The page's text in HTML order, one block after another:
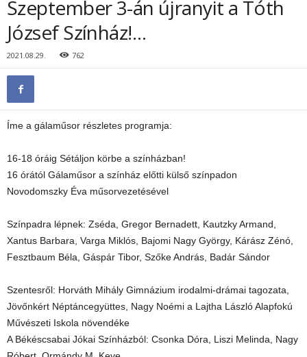
Szeptember 3-án újranyit a Tóth
József Színház!…
2021.08.29. 762
Íme a gálaműsor részletes programja:
16-18 óráig Sétáljon körbe a színházban!
16 órától Gálaműsor a színház előtti külső színpadon
Novodomszky Éva műsorvezetésével
Színpadra lépnek: Zséda, Gregor Bernadett, Kautzky Armand,
Xantus Barbara, Varga Miklós, Bajomi Nagy György, Kárász Zénó,
Fesztbaum Béla, Gáspár Tibor, Szőke András, Badár Sándor
Szentesről: Horváth Mihály Gimnázium irodalmi-drámai tagozata,
Jövőnkért Néptáncegyüttes, Nagy Noémi a Lajtha László Alapfokú
Művészeti Iskola növendéke
A Békéscsabai Jókai Színházból: Csonka Dóra, Liszi Melinda, Nagy